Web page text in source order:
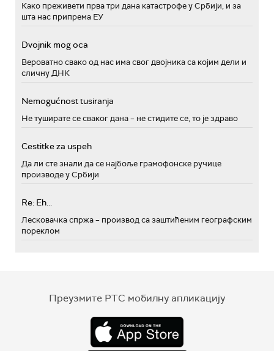
Како преживети прва три дана катастрофе у Србији, и за
шта нас припрема ЕУ
Dvojnik mog oca
Вероватно свако од нас има свог двојника са којим дели и
сличну ДНК
Nemogućnost tusiranja
Не туширате се сваког дана – не стидите се, то је здраво
Cestitke za uspeh
Да ли сте знали да се најбоље грамофонске ручице
производе у Србији
Re: Eh...
Лесковачка спржа – производ са заштићеним географским
пореклом
Преузмите РТС мобилну апликацију